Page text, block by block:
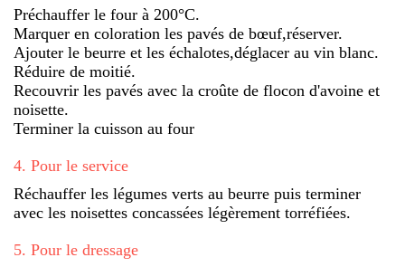
Préchauffer le four à 200°C.
Marquer en coloration les pavés de bœuf,réserver.
Ajouter le beurre et les échalotes,déglacer au vin blanc.
Réduire de moitié.
Recouvrir les pavés avec la croûte de flocon d'avoine et
noisette.
Terminer la cuisson au four
4. Pour le service
Réchauffer les légumes verts au beurre puis terminer
avec les noisettes concassées légèrement torréfiées.
5. Pour le dressage